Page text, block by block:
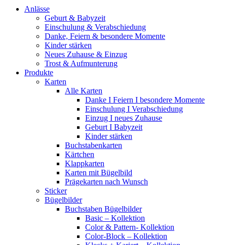
Anlässe
Geburt & Babyzeit
Einschulung & Verabschiedung
Danke, Feiern & besondere Momente
Kinder stärken
Neues Zuhause & Einzug
Trost & Aufmunterung
Produkte
Karten
Alle Karten
Danke I Feiern I besondere Momente
Einschulung I Verabschiedung
Einzug I neues Zuhause
Geburt I Babyzeit
Kinder stärken
Buchstabenkarten
Kärtchen
Klappkarten
Karten mit Bügelbild
Prägekarten nach Wunsch
Sticker
Bügelbilder
Buchstaben Bügelbilder
Basic – Kollektion
Color & Pattern- Kollektion
Color-Block – Kollektion